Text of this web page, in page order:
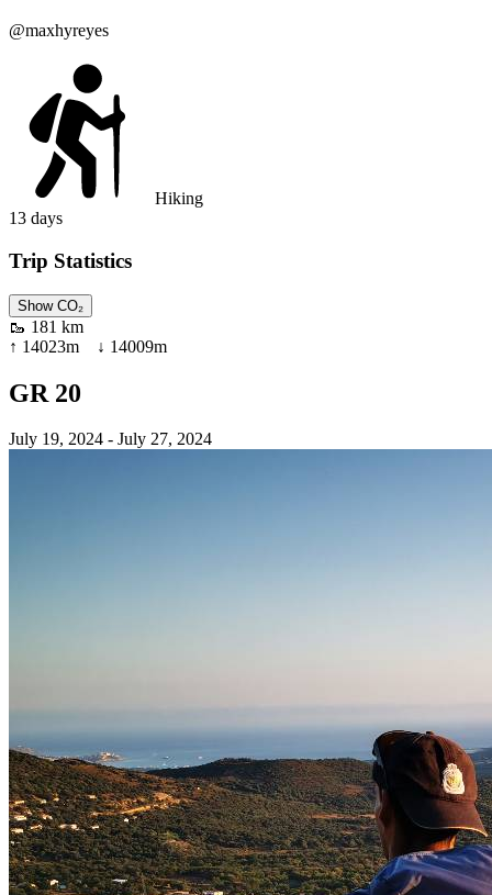
@maxhyreyes
Hiking
13 days
Trip Statistics
Show CO₂
🥾 181 km
↑ 14023m ↓ 14009m
GR 20
July 19, 2024 - July 27, 2024